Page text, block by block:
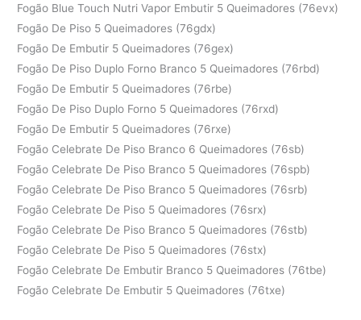
Fogão Blue Touch Nutri Vapor Embutir 5 Queimadores (76evx)
Fogão De Piso 5 Queimadores (76gdx)
Fogão De Embutir 5 Queimadores (76gex)
Fogão De Piso Duplo Forno Branco 5 Queimadores (76rbd)
Fogão De Embutir 5 Queimadores (76rbe)
Fogão De Piso Duplo Forno 5 Queimadores (76rxd)
Fogão De Embutir 5 Queimadores (76rxe)
Fogão Celebrate De Piso Branco 6 Queimadores (76sb)
Fogão Celebrate De Piso Branco 5 Queimadores (76spb)
Fogão Celebrate De Piso Branco 5 Queimadores (76srb)
Fogão Celebrate De Piso 5 Queimadores (76srx)
Fogão Celebrate De Piso Branco 5 Queimadores (76stb)
Fogão Celebrate De Piso 5 Queimadores (76stx)
Fogão Celebrate De Embutir Branco 5 Queimadores (76tbe)
Fogão Celebrate De Embutir 5 Queimadores (76txe)